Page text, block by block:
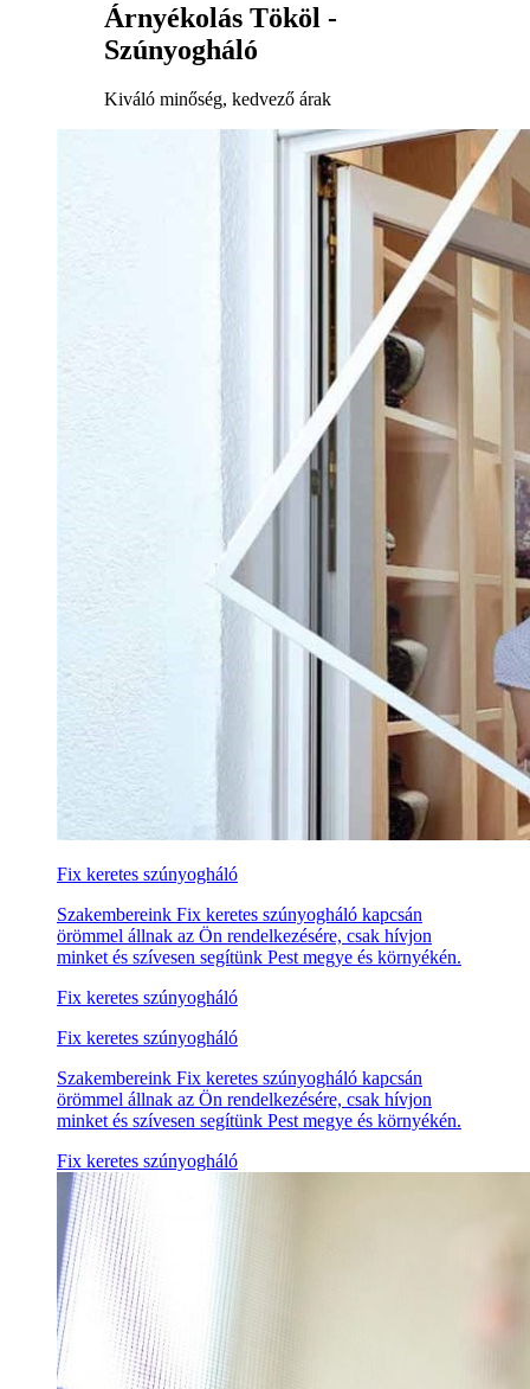
Árnyékolás Tököl -
Szúnyogháló
Kiváló minőség, kedvező árak
Fix keretes szúnyogháló
Szakembereink Fix keretes szúnyogháló kapcsán
örömmel állnak az Ön rendelkezésére, csak hívjon
minket és szívesen segítünk Pest megye és környékén.
Fix keretes szúnyogháló
Fix keretes szúnyogháló
Szakembereink Fix keretes szúnyogháló kapcsán
örömmel állnak az Ön rendelkezésére, csak hívjon
minket és szívesen segítünk Pest megye és környékén.
Fix keretes szúnyogháló